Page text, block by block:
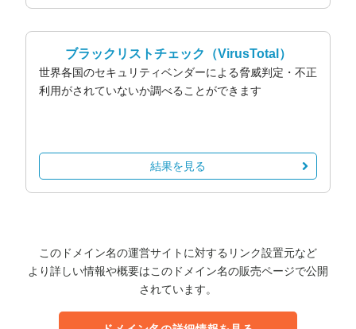
ブラックリストチェック （VirusTotal）
世界各国のセキュリティベンダーによる脅威判定・不正
利用がされていないか調べることができます
結果を見る
このドメイン名の運営サイトに対するリンク設置元など
より詳しい情報や概要はこのドメイン名の販売ページで公開
されています。